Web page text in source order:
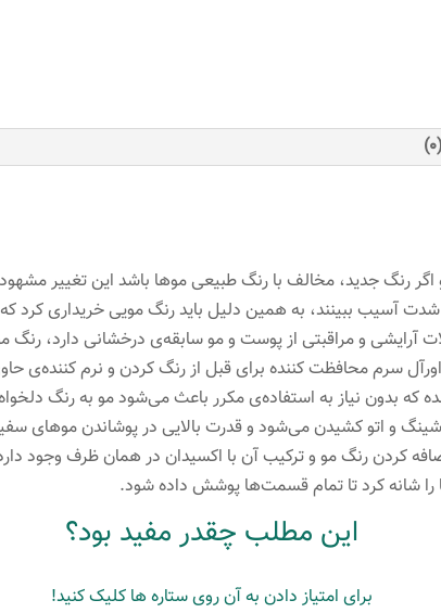
میلی
دودی
عدد
رنگ جدید، مخالف با رنگ طبیعی مو‌ها باشد این تغییر
آسیب ببینند، به همین دلیل باید رنگ مویی خریداری کرد که
آرایشی و مراقبتی از پوست و مو سابقه‌ی درخشانی دارد،
سرم محافظت کننده برای قبل از رنگ کردن و نرم کننده‌ی
که بدون نیاز به استفاده‌ی مکرر باعث می‌شود مو به رنگ
کردن رنگ مو و ترکیب آن با اکسیدان در همان ظرف وجود
را شانه کرد تا تمام قسمت‌ها پوشش داده شود.
این مطلب چقدر مفید بود؟
برای امتیاز دادن به آن روی ستاره ها کلیک کنید!